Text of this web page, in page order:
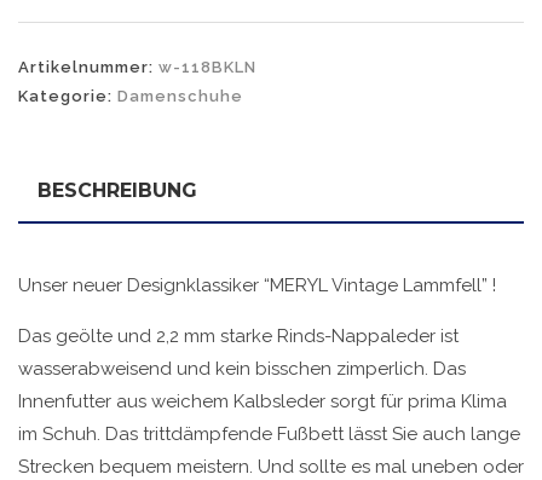
Artikelnummer: w-118BKLN
Kategorie: Damenschuhe
BESCHREIBUNG
Unser neuer Designklassiker “MERYL Vintage Lammfell” !
Das geölte und 2,2 mm starke Rinds-Nappaleder ist
wasserabweisend und kein bisschen zimperlich. Das
Innenfutter aus weichem Kalbsleder sorgt für prima Klima
im Schuh. Das trittdämpfende Fußbett lässt Sie auch lange
Strecken bequem meistern. Und sollte es mal uneben oder